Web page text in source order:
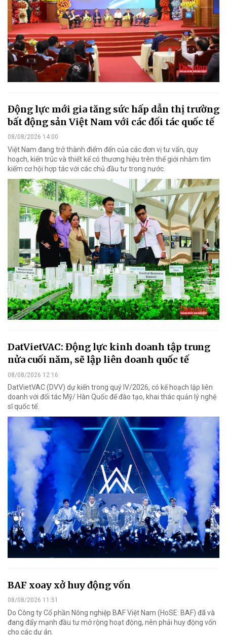
Động lực mới gia tăng sức hấp dẫn thị trường
bất động sản Việt Nam với các đối tác quốc tế
08/08/2026 14:00
Việt Nam đang trở thành điểm đến của các đơn vị tư vấn, quy
hoạch, kiến trúc và thiết kế có thương hiệu trên thế giới nhằm tìm
kiếm cơ hội hợp tác với các chủ đầu tư trong nước.
DatVietVAC: Động lực kinh doanh tập trung
nửa cuối năm, sẽ lập liên doanh quốc tế
08/08/2026 12:16
DatVietVAC (DVV) dự kiến trong quý IV/2026, có kế hoạch lập liên
doanh với đối tác Mỹ/ Hàn Quốc để đào tạo, khai thác quản lý nghệ
sĩ quốc tế.
BAF xoay xở huy động vốn
08/08/2026 11:51
Do Công ty Cổ phần Nông nghiệp BAF Việt Nam (HoSE: BAF) đã và
đang đẩy mạnh đầu tư mở rộng hoạt động, nên phải huy động vốn
cho các dự án.